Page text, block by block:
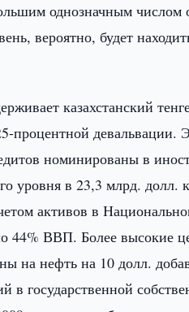
однозначным
вероятно, будет
казахстанский
девальвации.
номинированы в
уровня в 23,3 млрд.
активов в
44% ВВП. Более высокие
на нефть на 10 долл.
в государственной